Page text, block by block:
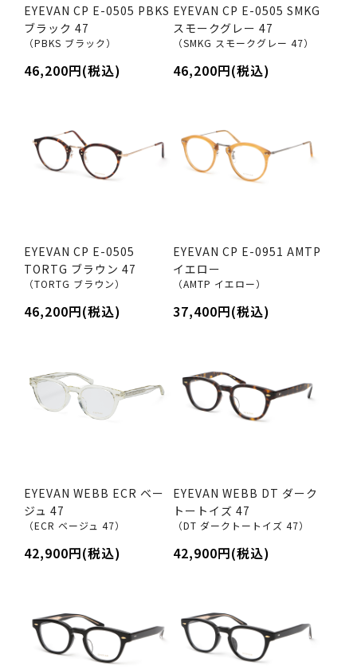
EYEVAN CP E-0505 PBKS
ブラック 47
（PBKS ブラック）
46,200円(税込)
EYEVAN CP E-0505 SMKG
スモークグレー 47
（SMKG スモークグレー 47）
46,200円(税込)
EYEVAN CP E-0505
TORTG ブラウン 47
（TORTG ブラウン）
46,200円(税込)
EYEVAN CP E-0951 AMTP
イエロー
（AMTP イエロー）
37,400円(税込)
EYEVAN WEBB ECR ベー
ジュ 47
（ECR ベージュ 47）
42,900円(税込)
EYEVAN WEBB DT ダーク
トートイズ 47
（DT ダークトートイズ 47）
42,900円(税込)